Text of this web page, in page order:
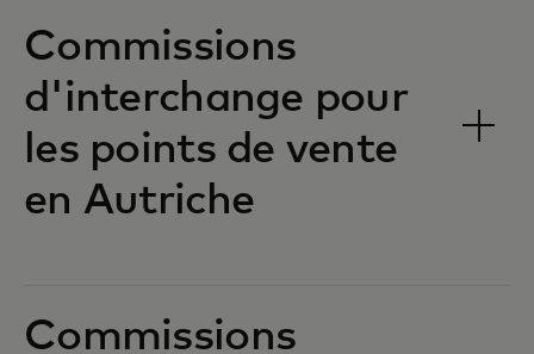
Commissions
d'interchange pour
les points de vente
en Autriche‎‎
Commissions